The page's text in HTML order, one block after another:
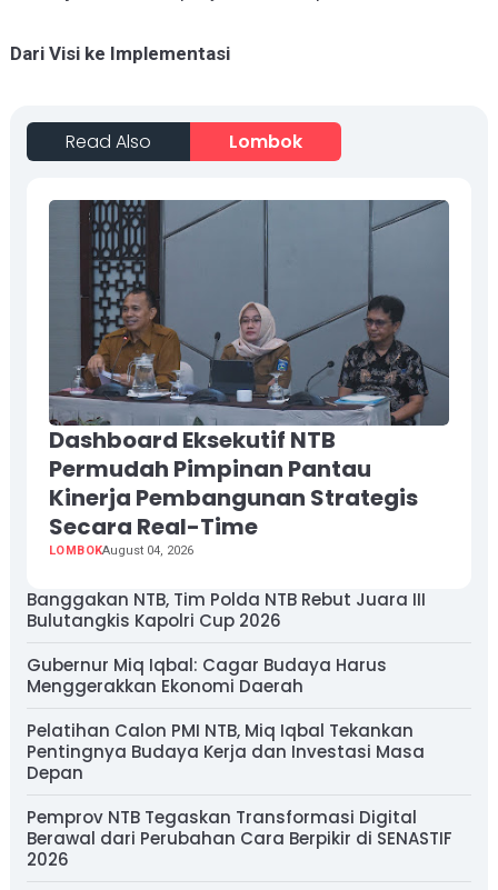
Dari Visi ke Implementasi
Read Also Lombok
Dashboard Eksekutif NTB
Permudah Pimpinan Pantau
Kinerja Pembangunan Strategis
Secara Real-Time
LOMBOKAugust 04, 2026
Banggakan NTB, Tim Polda NTB Rebut Juara III
Bulutangkis Kapolri Cup 2026
Gubernur Miq Iqbal: Cagar Budaya Harus
Menggerakkan Ekonomi Daerah
Pelatihan Calon PMI NTB, Miq Iqbal Tekankan
Pentingnya Budaya Kerja dan Investasi Masa
Depan
Pemprov NTB Tegaskan Transformasi Digital
Berawal dari Perubahan Cara Berpikir di SENASTIF
2026